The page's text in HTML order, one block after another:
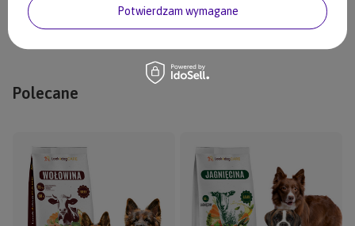
Dzięki temu dajemy Ci pewność, że w misce Twojego psa znajduje
się to, co najlepsze – bez kompromisów, bez popularnych
Polecane
Potwierdzam wymagane